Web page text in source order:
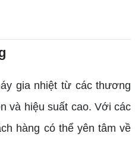
gia nhiệt từ các thương
và hiệu suất cao. Với các
hàng có thể yên tâm về